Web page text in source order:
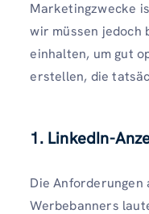
Marketingzwecke
wir müssen jedoch
einhalten, um gut
erstellen, die
1. LinkedIn-
Die Anforderungen
Werbebanners